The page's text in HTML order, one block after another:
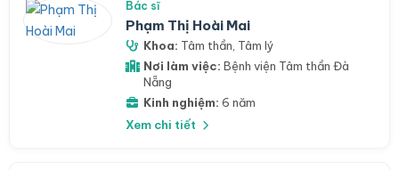
Bác sĩ
Phạm Thị Hoài Mai
Khoa: Tâm thần Tâm lý
Nơi làm việc: Bệnh viện Tâm thần Đà
Nẵng
Kinh nghiệm: 6 năm
Xem chi tiết